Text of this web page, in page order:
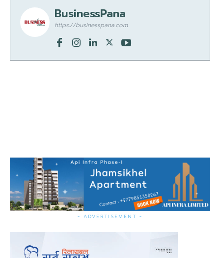
BusinessPana
https://businesspana.com
- ADVERTISEMENT -